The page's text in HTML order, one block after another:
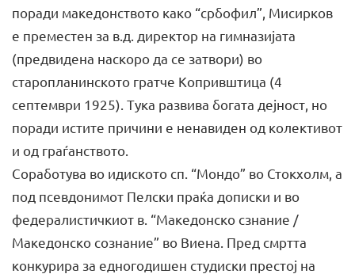
поради македонството како “србофил”, Мисирков
е преместен за в.д. директор на гимназијата
(предвидена наскоро да се затвори) во
старопланинското гратче Копривштица (4
септември 1925). Тука развива богата дејност, но
поради истите причини е ненавиден од колективот
и од граѓанството.
Соработува во идиското сп. “Мондо” во Стокхолм, а
под псевдонимот Пелски праќа дописки и во
федералистичкиот в. “Македонско сзнание /
Македонско сознание” во Виена. Пред смртта
конкурира за едногодишен студиски престој на